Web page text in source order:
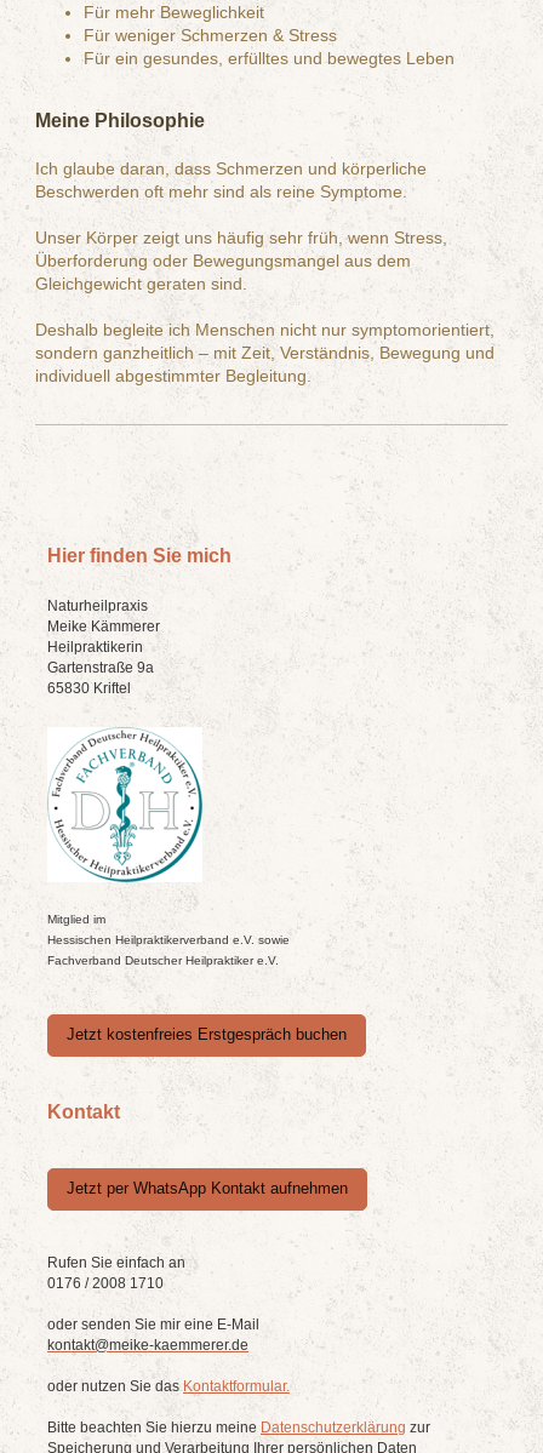
Für mehr Beweglichkeit
Für weniger Schmerzen & Stress
Für ein gesundes, erfülltes und bewegtes Leben
Meine Philosophie
Ich glaube daran, dass Schmerzen und körperliche
Beschwerden oft mehr sind als reine Symptome.
Unser Körper zeigt uns häufig sehr früh, wenn Stress,
Überforderung oder Bewegungsmangel aus dem
Gleichgewicht geraten sind.
Deshalb begleite ich Menschen nicht nur symptomorientiert,
sondern ganzheitlich – mit Zeit, Verständnis, Bewegung und
individuell abgestimmter Begleitung.
Hier finden Sie mich
Naturheilpraxis
Meike Kämmerer
Heilpraktikerin
Gartenstraße 9a
65830 Kriftel
Mitglied im
Hessischen Heilpraktikerverband e.V. sowie
Fachverband Deutscher Heilpraktiker e.V.
Jetzt kostenfreies Erstgespräch buchen
Kontakt
Jetzt per WhatsApp Kontakt aufnehmen
Rufen Sie einfach an
0176 / 2008 1710
oder senden Sie mir eine E-Mail
kontakt@meike-kaemmerer.de
oder nutzen Sie das Kontaktformular.
Bitte beachten Sie hierzu meine Datenschutzerklärung zur
Speicherung und Verarbeitung Ihrer persönlichen Daten